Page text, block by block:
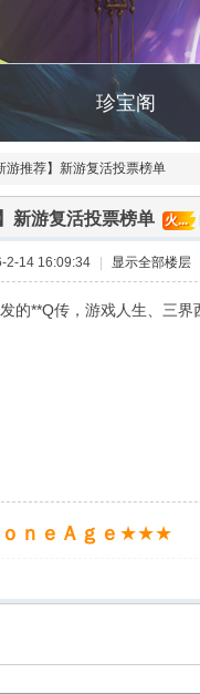
珍宝阁
游推荐】新游复活投票榜单
新游复活投票榜单 火...
2-14 16:09:34 显示全部楼层
的**Q传，游戏人生、三
ｎｅＡｇｅ ★★★